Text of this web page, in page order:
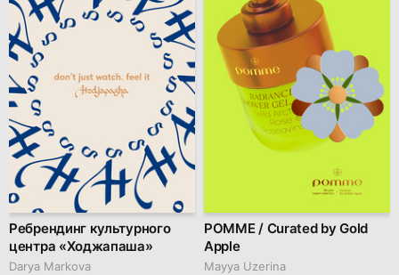
Ребрендинг культурного
центра «Ходжапаша»
Darya Markova
POMME / Curated by Gold
Apple
Mayya Uzerina